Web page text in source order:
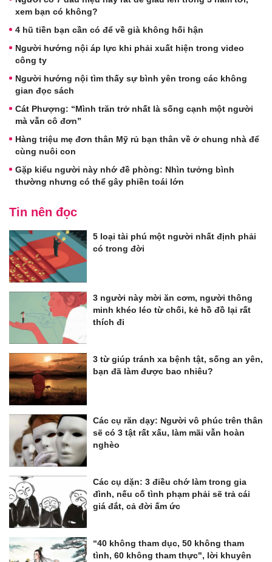
xem bạn có không?
4 hũ tiền bạn cần có để về già không hối hận
Người hướng nội áp lực khi phải xuất hiện trong video
công ty
Người hướng nội tìm thấy sự bình yên trong các không
gian đọc sách
Cát Phượng: “Mình trăn trở nhất là sống cạnh một người
mà vẫn cô đơn”
Hàng triệu mẹ đơn thân Mỹ rủ bạn thân về ở chung nhà để
cùng nuôi con
Gặp kiểu người này nhớ đề phòng: Nhìn tưởng bình
thường nhưng có thể gây phiền toái lớn
Tin nên đọc
5 loại tài phú một người nhất định phải
có trong đời
3 người này mời ăn cơm, người thông
minh khéo léo từ chối, kẻ hồ đồ lại rất
thích đi
3 từ giúp tránh xa bệnh tật, sống an yên,
bạn đã làm được bao nhiêu?
Các cụ răn dạy: Người vô phúc trên thân
sẽ có 3 tật rất xấu, làm mãi vẫn hoàn
nghèo
Các cụ dặn: 3 điều chớ làm trong gia
đình, nếu cố tình phạm phải sẽ trả cái
giá đắt, cả đời ấm ức
“40 không tham dục, 50 không tham
tình, 60 không tham thực", lời khuyên